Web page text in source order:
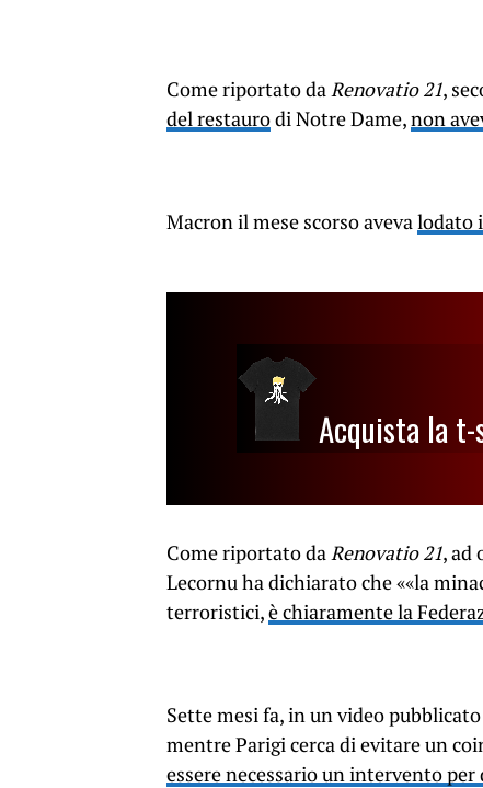
Come riportato daRenovatio 21,
del restaurodi Notre Dame,non
Macron il mese scorso avevalodato
Acquista la
Come riportato daRenovatio 21, ad
Lecornu ha dichiarato che ««la
terroristici,è chiaramente la
Sette mesi fa, in un video
mentre Parigi cerca di evitare un
essere necessario un intervento per